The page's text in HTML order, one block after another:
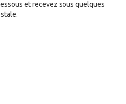
et recevez sous quelques